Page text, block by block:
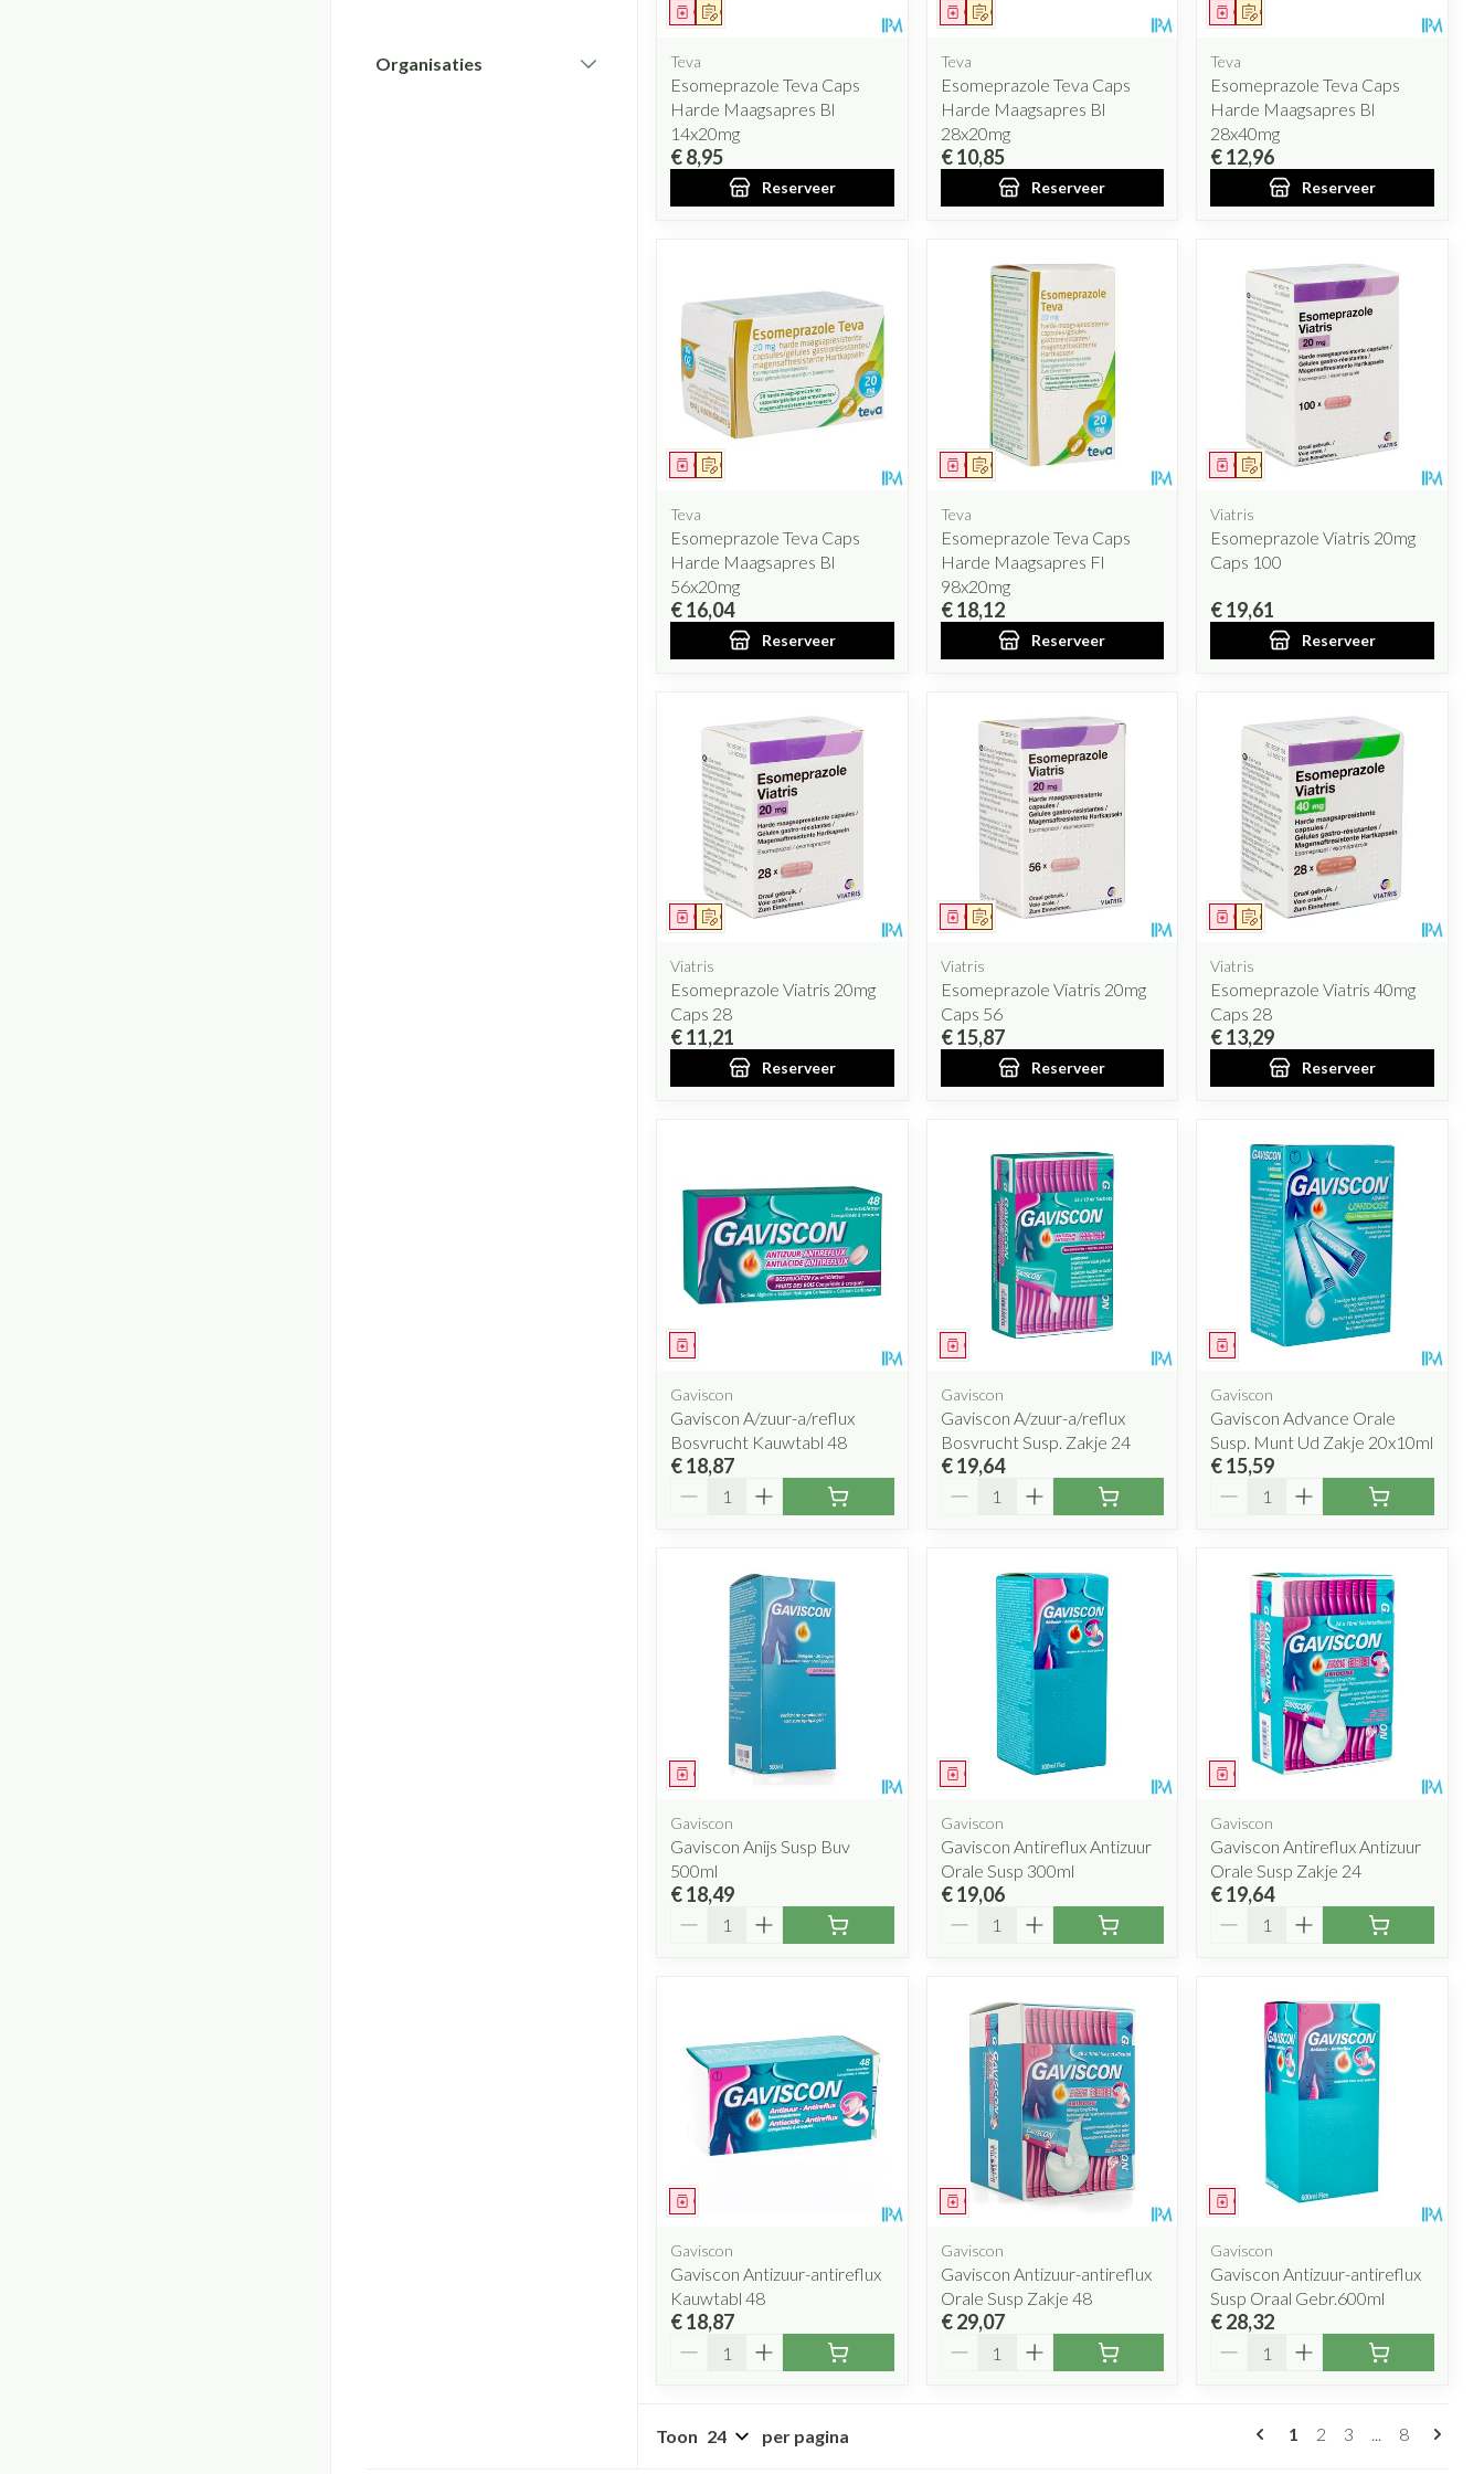
Organisaties
Op voorschrift
Geneesmiddel
Teva
Esomeprazole Teva Caps
Harde Maagsapres Bl
14x20mg
€ 8,95
Reserveer
Op voorschrift
Geneesmiddel
Teva
Esomeprazole Teva Caps
Harde Maagsapres Bl
28x20mg
€ 10,85
Reserveer
Op voorschrift
Geneesmiddel
Teva
Esomeprazole Teva Caps
Harde Maagsapres Bl
28x40mg
€ 12,96
Reserveer
Op voorschrift
Geneesmiddel
Teva
Esomeprazole Teva Caps
Harde Maagsapres Bl
56x20mg
€ 16,04
Reserveer
Op voorschrift
Geneesmiddel
Teva
Esomeprazole Teva Caps
Harde Maagsapres Fl
98x20mg
€ 18,12
Reserveer
Op voorschrift
Geneesmiddel
Viatris
Esomeprazole Viatris 20mg
Caps 100
€ 19,61
Reserveer
Op voorschrift
Geneesmiddel
Viatris
Esomeprazole Viatris 20mg
Caps 28
€ 11,21
Reserveer
Op voorschrift
Geneesmiddel
Viatris
Esomeprazole Viatris 20mg
Caps 56
€ 15,87
Reserveer
Op voorschrift
Geneesmiddel
Viatris
Esomeprazole Viatris 40mg
Caps 28
€ 13,29
Reserveer
Geneesmiddel
Gaviscon
Gaviscon A/zuur-a/reflux
Bosvrucht Kauwtabl 48
€ 18,87
Geneesmiddel
Gaviscon
Gaviscon A/zuur-a/reflux
Bosvrucht Susp. Zakje 24
€ 19,64
Geneesmiddel
Gaviscon
Gaviscon Advance Orale
Susp. Munt Ud Zakje 20x10ml
€ 15,59
Geneesmiddel
Gaviscon
Gaviscon Anijs Susp Buv
500ml
€ 18,49
Geneesmiddel
Gaviscon
Gaviscon Antireflux Antizuur
Orale Susp 300ml
€ 19,06
Geneesmiddel
Gaviscon
Gaviscon Antireflux Antizuur
Orale Susp Zakje 24
€ 19,64
Geneesmiddel
Gaviscon
Gaviscon Antizuur-antireflux
Kauwtabl 48
€ 18,87
Geneesmiddel
Gaviscon
Gaviscon Antizuur-antireflux
Orale Susp Zakje 48
€ 29,07
Geneesmiddel
Gaviscon
Gaviscon Antizuur-antireflux
Susp Oraal Gebr.600ml
€ 28,32
Pagina's
U lees momenteel
1 Pagina
2 Pagina
3 ... Pagina
8
Toon per pagina